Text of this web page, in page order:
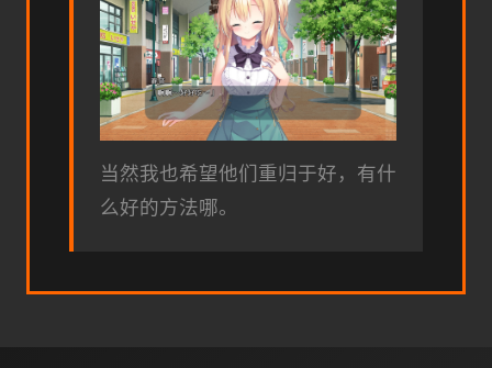
当然我也希望他们重归于好，有什
么好的方法哪。